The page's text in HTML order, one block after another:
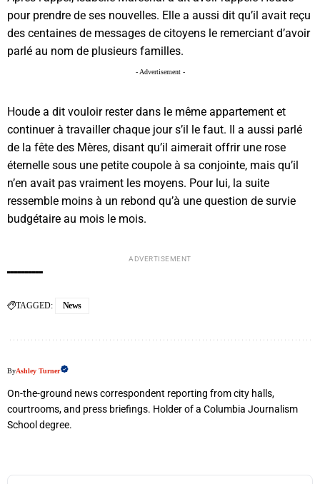
pour prendre de ses nouvelles. Elle a aussi dit qu’il avait reçu
des centaines de messages de citoyens le remerciant d’avoir
parlé au nom de plusieurs familles.
- Advertisement -
Houde a dit vouloir rester dans le même appartement et
continuer à travailler chaque jour s’il le faut. Il a aussi parlé
de la fête des Mères, disant qu’il aimerait offrir une rose
éternelle sous une petite coupole à sa conjointe, mais qu’il
n’en avait pas vraiment les moyens. Pour lui, la suite
ressemble moins à un rebond qu’à une question de survie
budgétaire au mois le mois.
ADVERTISEMENT
TAGGED: News
ByAshley Turner
On-the-ground news correspondent reporting from city halls,
courtrooms, and press briefings. Holder of a Columbia Journalism
School degree.